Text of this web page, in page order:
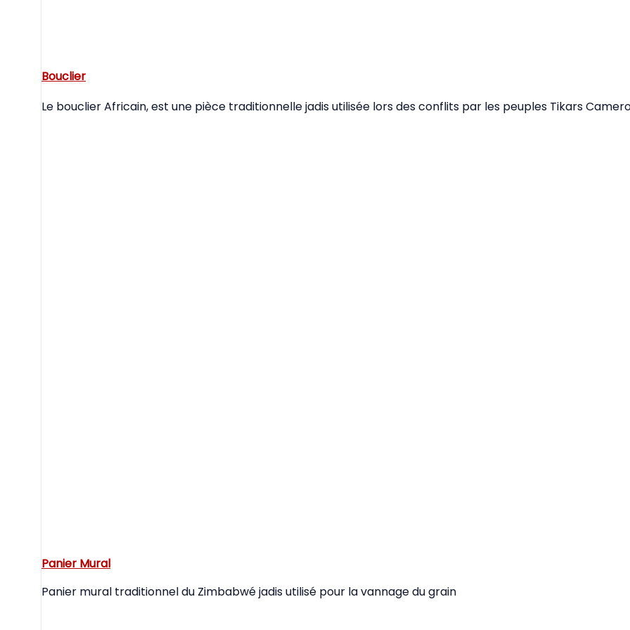
Bouclier
Le bouclier Africain, est une pièce traditionnelle jadis utilisée lors des conflits par les peuples Tikars
Panier Mural
Panier mural traditionnel du Zimbabwé jadis utilisé pour la vannage du grain